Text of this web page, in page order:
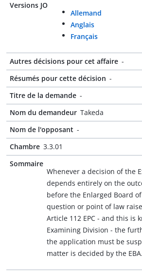
Versions JO
Allemand
Anglais
Français
Autres décisions pour cet affaire -
Résumés pour cette décision -
Titre de la demande -
Nom du demandeur Takeda
Nom de l'opposant -
Chambre 3.3.01
Sommaire
Whenever a decision of the
depends entirely on the
before the Enlarged Board
question or point of law
Article 112 EPC - and this is
Examining Division - the
the application must be
matter is decided by the EBA.